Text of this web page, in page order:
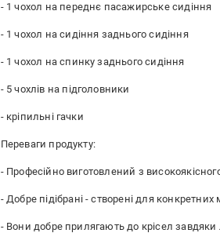
- 1 чохол на переднє пасажирське сидіння
- 1 чохол на сидіння заднього сидіння
- 1 чохол на спинку заднього сидіння
- 5 чохлів на підголовники
- кріпильні гачки
Переваги продукту:
- Професійно виготовлений з
- Добре підібрані - створені для
- Вони добре прилягають до крісел